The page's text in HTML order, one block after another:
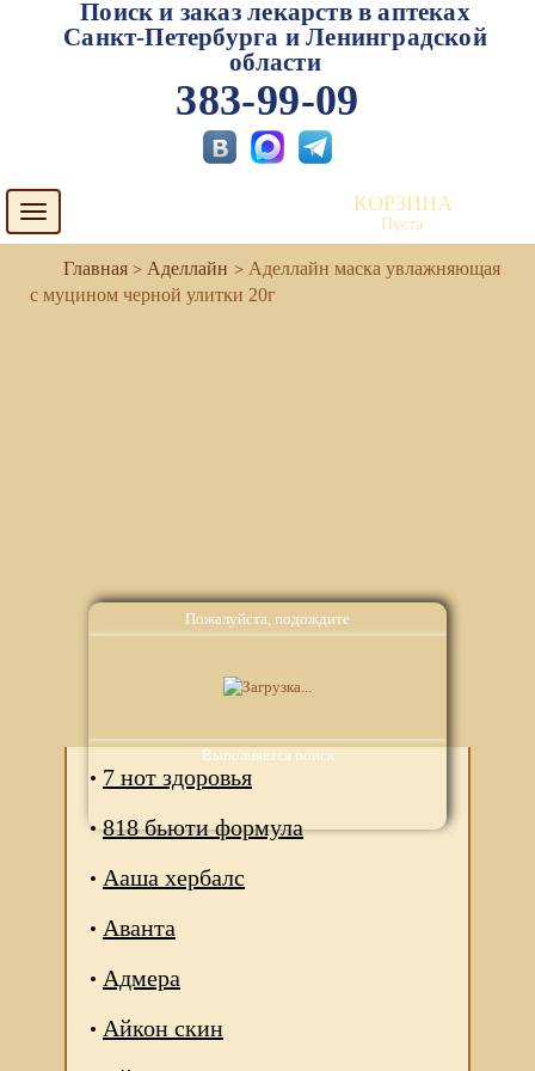
Пожалуйста, подождите
Выполняется поиск
Поиск и заказ лекарств в аптеках
Санкт-Петербурга и Ленинградской
области
383-99-09
Toggle
navigation
КОРЗИНА
Пуста
Аделлайн
Аделлайн маска увлажняющая
с муцином черной улитки 20г
7 нот здоровья
818 бьюти формула
Ааша хербалс
Аванта
Адмера
Айкон скин